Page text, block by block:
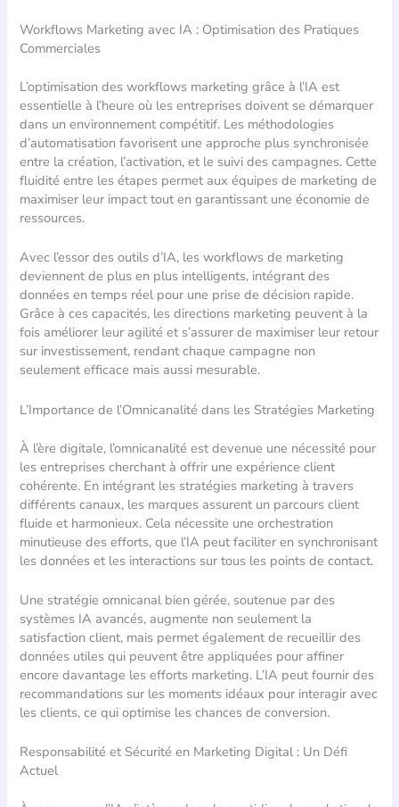
Workflows Marketing avec IA : Optimisation des Pratiques
Commerciales
L’optimisation des workflows marketing grâce à l’IA est
essentielle à l’heure où les entreprises doivent se démarquer
dans un environnement compétitif. Les méthodologies
d’automatisation favorisent une approche plus synchronisée
entre la création, l’activation, et le suivi des campagnes. Cette
fluidité entre les étapes permet aux équipes de marketing de
maximiser leur impact tout en garantissant une économie de
ressources.
Avec l’essor des outils d’IA, les workflows de marketing
deviennent de plus en plus intelligents, intégrant des
données en temps réel pour une prise de décision rapide.
Grâce à ces capacités, les directions marketing peuvent à la
fois améliorer leur agilité et s’assurer de maximiser leur retour
sur investissement, rendant chaque campagne non
seulement efficace mais aussi mesurable.
L’Importance de l’Omnicanalité dans les Stratégies Marketing
À l’ère digitale, l’omnicanalité est devenue une nécessité pour
les entreprises cherchant à offrir une expérience client
cohérente. En intégrant les stratégies marketing à travers
différents canaux, les marques assurent un parcours client
fluide et harmonieux. Cela nécessite une orchestration
minutieuse des efforts, que l’IA peut faciliter en synchronisant
les données et les interactions sur tous les points de contact.
Une stratégie omnicanal bien gérée, soutenue par des
systèmes IA avancés, augmente non seulement la
satisfaction client, mais permet également de recueillir des
données utiles qui peuvent être appliquées pour affiner
encore davantage les efforts marketing. L’IA peut fournir des
recommandations sur les moments idéaux pour interagir avec
les clients, ce qui optimise les chances de conversion.
Responsabilité et Sécurité en Marketing Digital : Un Défi
Actuel